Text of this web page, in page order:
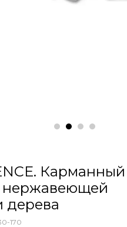
Карманный
нержавеющей
дерева
170